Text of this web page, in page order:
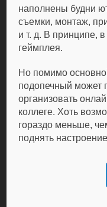
наполнены будни
съемки, монтаж,
и т. д. В принципе,
геймплея.
Но помимо
подопечный может
организовать
коллеге. Хоть
гораздо меньше,
поднять